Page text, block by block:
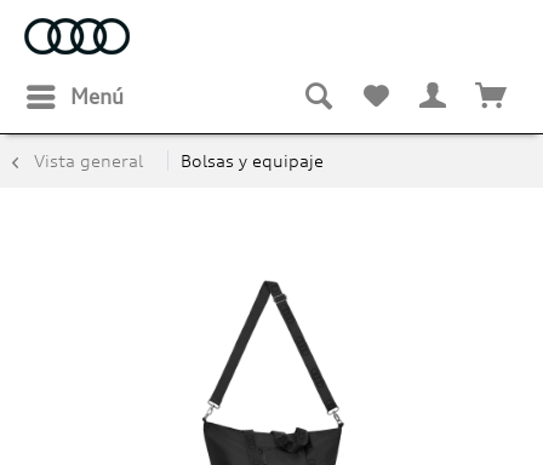
Menú
Vista general Bolsas y equipaje